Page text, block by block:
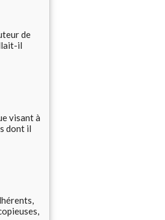
de
il
visant à
dont il